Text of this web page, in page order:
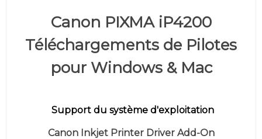
Canon PIXMA iP4200
Téléchargements de Pilotes
pour Windows & Mac
Support du système d'exploitation
Canon Inkjet Printer Driver Add-On